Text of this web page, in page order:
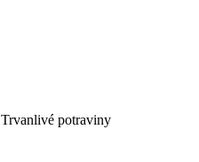
Trvanlivé potraviny